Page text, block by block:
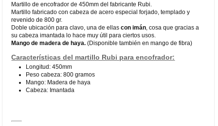
Martillo de encofrador de 450mm del fabricante Rubi.
Martillo fabricado con cabeza de acero especial forjado, templado y
revenido de 800 gr.
Doble ubicación para clavo, una de ellascon imán , cosa que gracias a
su cabeza imantada lo hace muy útil para ciertos usos.
Mango de madera de haya. (Disponible también en mango de fibra)
Características del martillo Rubi para encofrador:
Longitud: 450mm
Peso cabeza: 800 gramos
Mango: Madera de haya
Cabeza: Imantada